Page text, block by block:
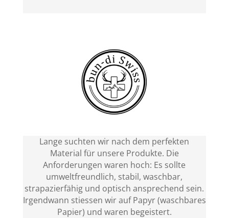
Lange suchten wir nach dem perfekten
Material für unsere Produkte. Die
Anforderungen waren hoch: Es sollte
umweltfreundlich, stabil, waschbar,
strapazierfähig und optisch ansprechend sein.
Irgendwann stiessen wir auf Papyr (waschbares
Papier) und waren begeistert.